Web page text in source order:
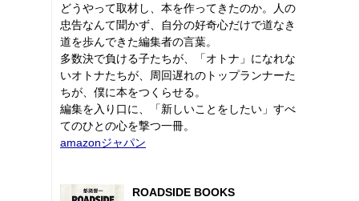
どうやって取材し、本を作ってきたのか。人の
忠告なんて聞かず、自分の好奇心だけで道なき
道を歩んできた編集者の言葉。
多数決で負ける子たちが、「オトナ」になれな
いオトナたちが、周回遅れのトップランナーた
ちが、僕に本をつくらせる。
編集を入り口に、「新しいことをしたい」すべ
てのひとの心を撃つ一冊。
amazonジャパン
ROADSIDE BOOKS